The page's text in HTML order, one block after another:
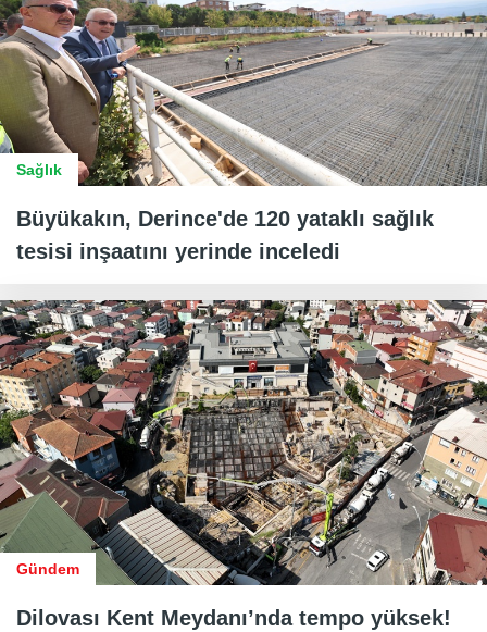
Sağlık
Büyükakın, Derince'de 120 yataklı sağlık
tesisi inşaatını yerinde inceledi
Gündem
Dilovası Kent Meydanı’nda tempo yüksek!